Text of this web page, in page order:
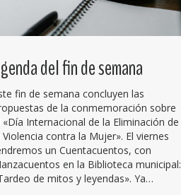
del fin de semana
fin de semana concluyen las
de la conmemoración sobre
«Día Internacional de la Eliminación de
Violencia contra la Mujer». El viernes
un Cuentacuentos, con
en la Biblioteca municipal:
de mitos y leyendas». Ya…